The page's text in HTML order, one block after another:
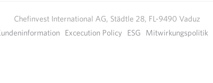
Chefinvest International AG, Städtle 28, FL-9490 Vaduz
Excecution Policy ESG Mitwirkungspolitik